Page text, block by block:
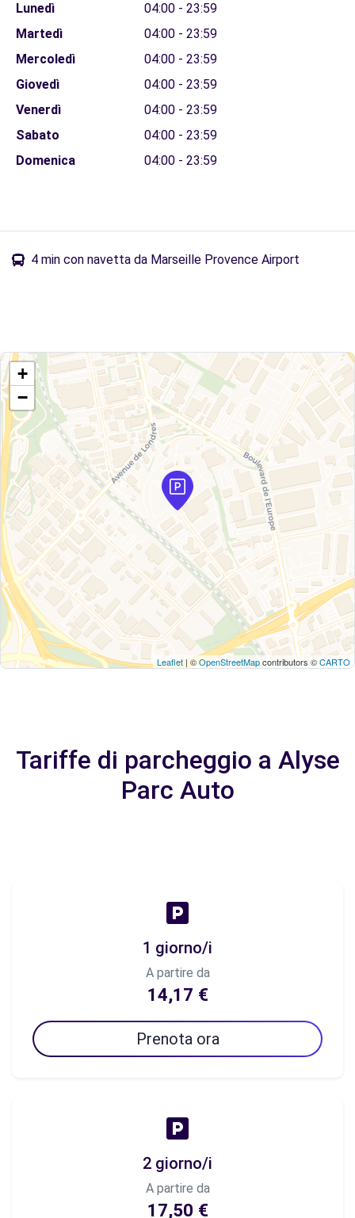
Lunedì
04:00 - 23:59
Martedì
04:00 - 23:59
Mercoledì
04:00 - 23:59
Giovedì
04:00 - 23:59
Venerdì
04:00 - 23:59
Sabato
04:00 - 23:59
Domenica
04:00 - 23:59
4 min con navetta da Marseille Provence Airport
+
−
Leaflet| ©OpenStreetMapcontributors ©CARTO
Tariffe di parcheggio a Alyse
Parc Auto
1 giorno/i
A partire da
14,17 €
Prenota ora
2 giorno/i
A partire da
17,50 €